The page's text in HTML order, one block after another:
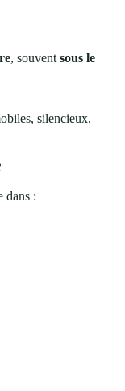
, souvent sous le
silencieux,
dans :